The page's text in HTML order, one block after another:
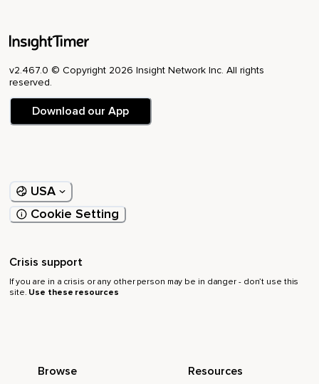
v2.467.0 © Copyright 2026 Insight Network Inc. All rights
reserved.
Download our App
USA
Cookie Setting
Crisis support
If you are in a crisis or any other person may be in danger - don’t use this
site. Use these resources
Browse Resources